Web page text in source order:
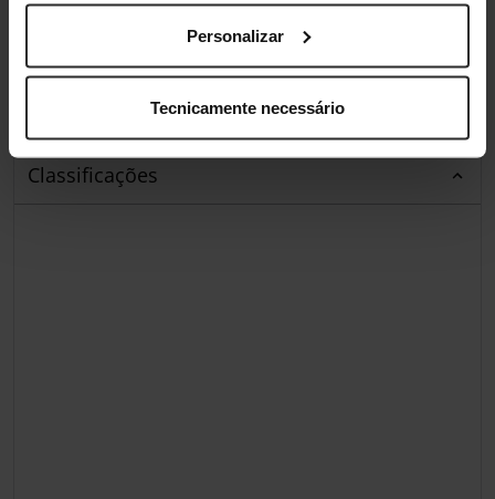
Personalizar
Tecnicamente necessário
Gestão de energia
Porta de carregamento
Sim
Classificações